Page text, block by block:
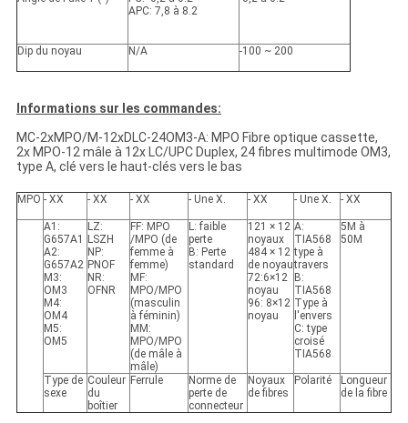
APC: 7,8 à 8.2
Dip du noyau N/A -100 ~ 200
Informations sur les commandes:
MC-2xMPO/M-12xDLC-24OM3-A: MPO Fibre optique cassette,
2x MPO-12 mâle à 12x LC/UPC Duplex, 24 fibres multimode OM3,
type A, clé vers le haut-clés vers le bas
MPO - XX - XX - XX - Une X. - XX - Une X. - XX
A1:
G657A1
A2:
G657A2
M3:
OM3
M4:
OM4
M5:
OM5
LZ:
LSZH
NP:
PNOF
NR:
OFNR
FF: MPO
/MPO (de
femme à
femme)
MF:
MPO/MPO
(masculin
à féminin)
MM:
MPO/MPO
(de mâle à
mâle)
L: faible
perte
B: Perte
standard
121 × 12
noyaux
484 × 12
de noyau
72:6×12
noyau
96: 8×12
noyau
A:
TIA568
type à
travers
B:
TIA568
Type à
l'envers
C: type
croisé
TIA568
5M à
50M
Type de
sexe
Couleur
du
boîtier
Ferrule
Norme de
perte de
connecteur
Noyaux
de fibres
Polarité
Longueur
de la fibre